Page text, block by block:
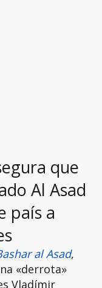
que
Al Asad
país a
al Asad,
«derrota»
Vladímir